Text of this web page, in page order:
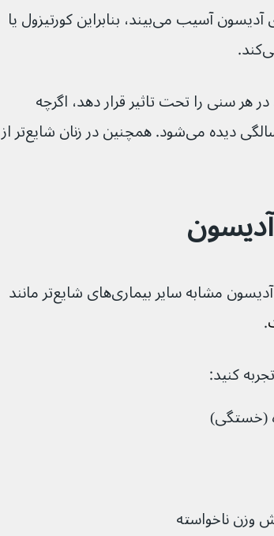
غده فوق کلیوی در بیماری آدیسون آسیب می‌بیند، بنابراین کورتیزول یا
افراد در هر سنی را تحت تاثیر قرار دهد، اگرچه
بیشتر در سنین ۳۰ تا ۵۰ سالگی دیده می‌شود. همچنین در زنان شایع‌تر از
سایر بیماری‌های شایع‌تر مانند
.
کنید:
(خستگی)
وزن ناخواسته